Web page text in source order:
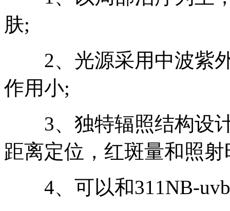
肤;
2、光源采用中波紫外
作用小;
3、独特辐照结构设计
距离定位，红斑量和照
4、可以和311NB-uvb